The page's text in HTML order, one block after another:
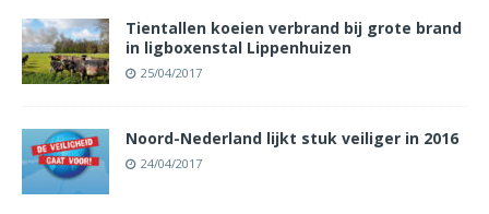
Tientallen koeien verbrand bij grote brand
in ligboxenstal Lippenhuizen
25/04/2017
Noord-Nederland lijkt stuk veiliger in 2016
24/04/2017